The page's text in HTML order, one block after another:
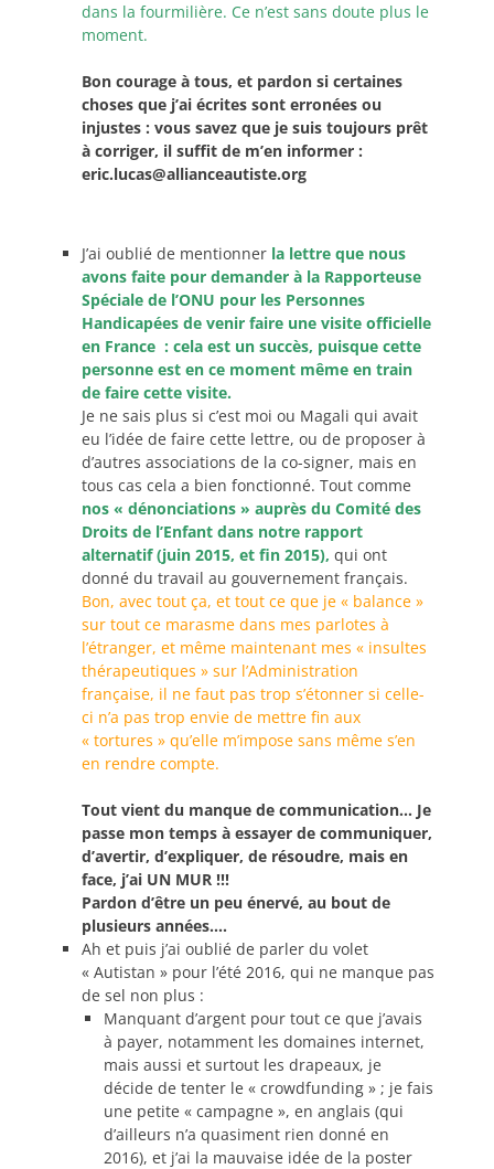
dans la fourmilière. Ce n’est sans doute plus le
moment.
Bon courage à tous, et pardon si certaines
choses que j’ai écrites sont erronées ou
injustes : vous savez que je suis toujours prêt
à corriger, il suffit de m’en informer :
eric.lucas@allianceautiste.org
J’ai oublié de mentionner la lettre que nous
avons faite pour demander à la Rapporteuse
Spéciale de l’ONU pour les Personnes
Handicapées de venir faire une visite officielle
en France : cela est un succès, puisque cette
personne est en ce moment même en train
de faire cette visite.
Je ne sais plus si c’est moi ou Magali qui avait
eu l’idée de faire cette lettre, ou de proposer à
d’autres associations de la co-signer, mais en
tous cas cela a bien fonctionné. Tout comme
nos « dénonciations » auprès du Comité des
Droits de l’Enfant dans notre rapport
alternatif (juin 2015, et fin 2015), qui ont
donné du travail au gouvernement français.
Bon, avec tout ça, et tout ce que je « balance »
sur tout ce marasme dans mes parlotes à
l’étranger, et même maintenant mes « insultes
thérapeutiques » sur l’Administration
française, il ne faut pas trop s’étonner si celle-
ci n’a pas trop envie de mettre fin aux
« tortures » qu’elle m’impose sans même s’en
en rendre compte.
Tout vient du manque de communication… Je
passe mon temps à essayer de communiquer,
d’avertir, d’expliquer, de résoudre, mais en
face, j’ai UN MUR !!!
Pardon d’être un peu énervé, au bout de
plusieurs années….
Ah et puis j’ai oublié de parler du volet
« Autistan » pour l’été 2016, qui ne manque pas
de sel non plus :
Manquant d’argent pour tout ce que j’avais
à payer, notamment les domaines internet,
mais aussi et surtout les drapeaux, je
décide de tenter le « crowdfunding » ; je fais
une petite « campagne », en anglais (qui
d’ailleurs n’a quasiment rien donné en
2016), et j’ai la mauvaise idée de la poster